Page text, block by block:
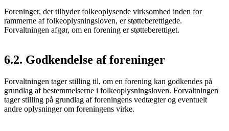
Foreninger, der tilbyder folkeoplysende virksomhed inden for
rammerne af folkeoplysningsloven, er støtteberettigede.
Forvaltningen afgør, om en forening er støtteberettiget.
6.2. Godkendelse af foreninger
Forvaltningen tager stilling til, om en forening kan godkendes på
grundlag af bestemmelserne i folkeoplysningsloven. Forvaltningen
tager stilling på grundlag af foreningens vedtægter og eventuelt
andre oplysninger om foreningens virke.